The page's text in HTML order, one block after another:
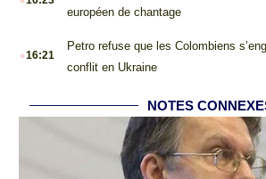
européen de chantage
.16:21
Petro refuse que les Colombiens
conflit en Ukraine
NOTES